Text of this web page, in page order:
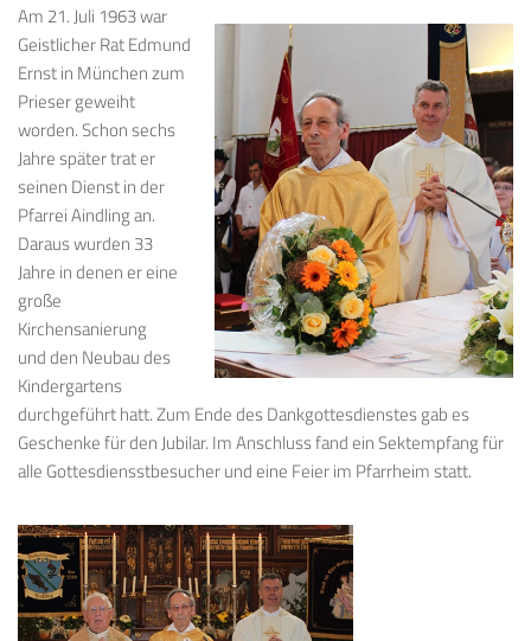
Am 21. Juli 1963 war
Geistlicher Rat Edmund
Ernst in München zum
Prieser geweiht
worden. Schon sechs
Jahre später trat er
seinen Dienst in der
Pfarrei Aindling an.
Daraus wurden 33
Jahre in denen er eine
große
Kirchensanierung
und den Neubau des
Kindergartens
durchgeführt hatt. Zum Ende des Dankgottesdienstes gab es
Geschenke für den Jubilar. Im Anschluss fand ein Sektempfang für
alle Gottesdiensstbesucher und eine Feier im Pfarrheim statt.